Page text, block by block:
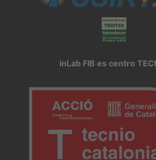
inLab FIB es centro